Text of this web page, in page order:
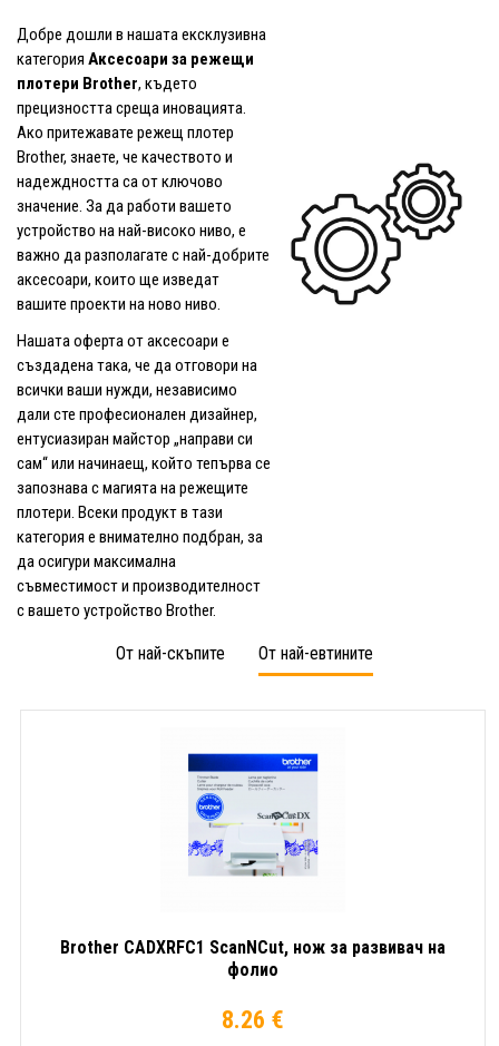
Добре дошли в нашата ексклузивна
категория Аксесоари за режещи
плотери Brother, където
прецизността среща иновацията.
Ако притежавате режещ плотер
Brother, знаете, че качеството и
надеждността са от ключово
значение. За да работи вашето
устройство на най-високо ниво, е
важно да разполагате с най-добрите
аксесоари, които ще изведат
вашите проекти на ново ниво.
Нашата оферта от аксесоари е
създадена така, че да отговори на
всички ваши нужди, независимо
дали сте професионален дизайнер,
ентусиазиран майстор „направи си
сам“ или начинаещ, който тепърва се
запознава с магията на режещите
плотери. Всеки продукт в тази
категория е внимателно подбран, за
да осигури максимална
съвместимост и производителност
с вашето устройство Brother.
От най-скъпите От най-евтините
Brother CADXRFC1 ScanNCut, нож за развивач на
фолио
8.26 €